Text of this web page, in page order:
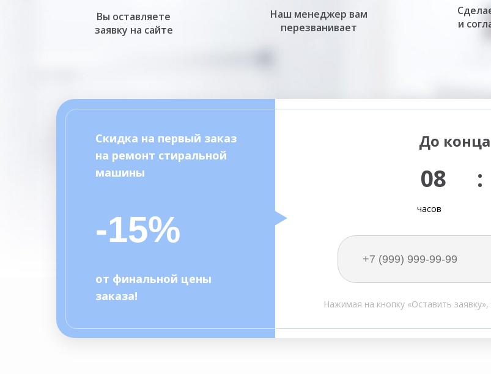
08
До
Скидка на первый заказ
на ремонт стиральной
машины
от финальной цены
заказа!
-15%
Нажимая на кнопку «Оставить
часов
и
Наш менеджер вам
перезванивает
Вы оставляете
заявку на сайте